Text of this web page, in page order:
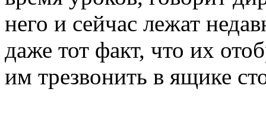
него и сейчас лежат
даже тот факт, что их
им трезвонить в ящике